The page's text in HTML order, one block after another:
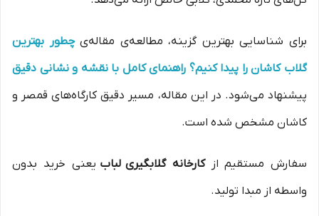
برای شناسایی بهترین گزینه، مطالعه‌ی مقاله‌یچطور بهترین
گلاب کاشان را پیدا کنیم؟ راهنمای کامل با نقشه و نشانی دقیق
پیشنهاد می‌شود. در این مقاله، مسیر دقیق کارگاه‌های قمصر و
کاشان مشخص شده است.
سفارش مستقیم ازکارخانه گلابگیری لباب یعنی خرید بدون
واسطه از مبدا تولید.